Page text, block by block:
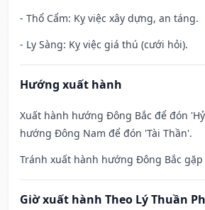
- Thổ Cẩm: Kỵ việc xây dựng, an táng.
- Ly Sàng: Kỵ việc giá thú (cưới hỏi).
Hướng xuất hành
Xuất hành hướng Đông Bắc để đón
hướng Đông Nam để đón 'Tài Thần'.
Tránh xuất hành hướng Đông Bắc gặp
Giờ xuất hành Theo Lý Thuần